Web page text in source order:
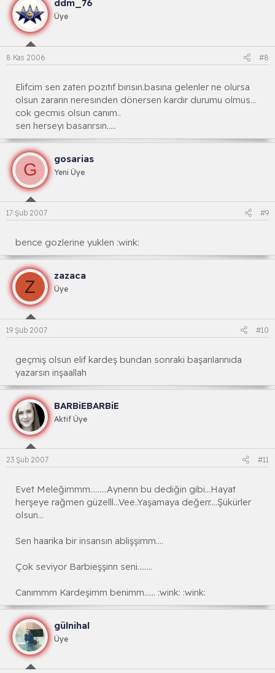
ddm_76
Üye
8 Kas 2006 #8
Elifcim sen zaten pozıtıf bırısın.basına gelenler ne olursa
olsun zararın neresınden dönersen kardır durumu olmus...
cok gecmıs olsun canım..
sen herseyı basarırsın.....
G
gosarias
Yeni Üye
17 Şub 2007 #9
bence gozlerine yuklen :wink:
Z
zazaca
Üye
19 Şub 2007 #10
geçmiş olsun elif kardeş bundan sonraki başarılarınıda
yazarsın inşaallah
BARBiEBARBiE
Aktif Üye
23 Şub 2007 #11
Evet Meleğimmm.........Aynenn bu dediğin gibi...Hayat
herşeye rağmen güzelll...Vee..Yaşamaya değerr....Şükürler
olsun...
Sen haarika bir insansın ablişşimm....
Çok seviyor Barbieşşinn seni........
Canımmm Kardeşimm benimm...... :wink: :wink:
gülnihal
Üye